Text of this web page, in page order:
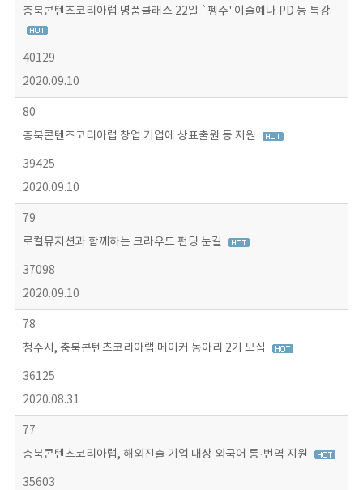
충북콘텐츠코리아랩 명품클래스 22일 `펭수' 이슬예나 PD 등 특강
40129
2020.09.10
80
충북콘텐츠코리아랩 창업 기업에 상표출원 등 지원
39425
2020.09.10
79
로컬뮤지션과 함께하는 크라우드 펀딩 눈길
37098
2020.09.10
78
청주시, 충북콘텐츠코리아랩 메이커 동아리 2기 모집
36125
2020.08.31
77
충북콘텐츠코리아랩, 해외진출 기업 대상 외국어 통·번역 지원
35603